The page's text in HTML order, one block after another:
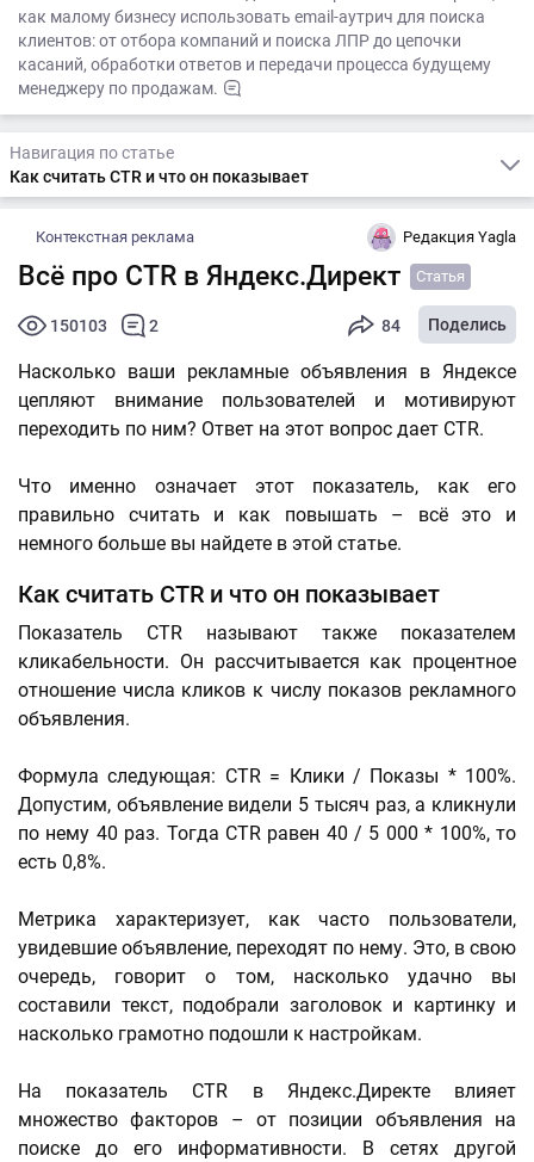
как малому бизнесу использовать email-аутрич для поиска
клиентов: от отбора компаний и поиска ЛПР до цепочки
касаний, обработки ответов и передачи процесса будущему
менеджеру по продажам.
Навигация по статье
Как считать CTR и что он показывает
Контекстная реклама Редакция Yagla
Всё про CTR в Яндекс.Директ Статья
150103 2 84 Поделись
Насколько ваши рекламные объявления в Яндексе
цепляют внимание пользователей и мотивируют
переходить по ним? Ответ на этот вопрос дает CTR.
Что именно означает этот показатель, как его
правильно считать и как повышать – всё это и
немного больше вы найдете в этой статье.
Как считать CTR и что он показывает
Показатель CTR называют также показателем
кликабельности. Он рассчитывается как процентное
отношение числа кликов к числу показов рекламного
объявления.
Формула следующая: CTR = Клики / Показы * 100%.
Допустим, объявление видели 5 тысяч раз, а кликнули
по нему 40 раз. Тогда CTR равен 40 / 5 000 * 100%, то
есть 0,8%.
Метрика характеризует, как часто пользователи,
увидевшие объявление, переходят по нему. Это, в свою
очередь, говорит о том, насколько удачно вы
составили текст, подобрали заголовок и картинку и
насколько грамотно подошли к настройкам.
На показатель CTR в Яндекс.Директе влияет
множество факторов – от позиции объявления на
поиске до его информативности. В сетях другой